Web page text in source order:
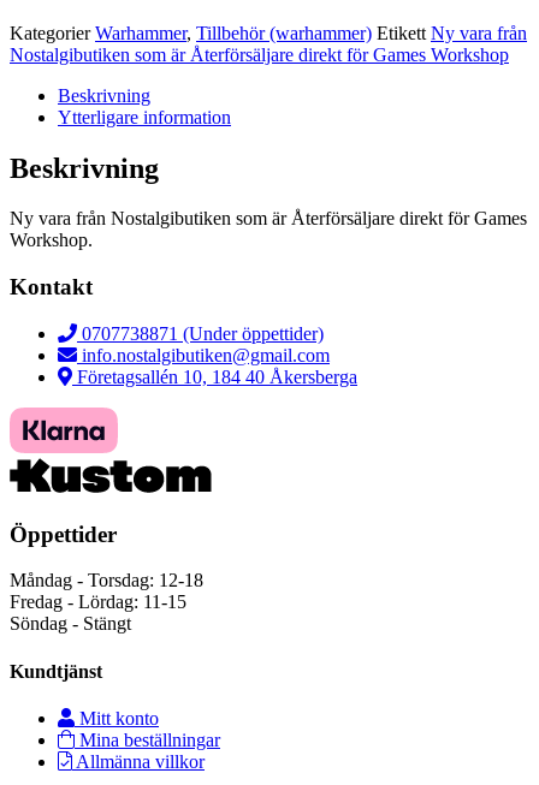
Kategorier Warhammer, Tillbehör (warhammer) Etikett Ny vara från
Nostalgibutiken som är Återförsäljare direkt för Games Workshop
Beskrivning
Ytterligare information
Beskrivning
Ny vara från Nostalgibutiken som är Återförsäljare direkt för Games
Workshop.
Kontakt
0707738871 (Under öppettider)
info.nostalgibutiken@gmail.com
Företagsallén 10, 184 40 Åkersberga
Öppettider
Måndag - Torsdag: 12-18
Fredag - Lördag: 11-15
Söndag - Stängt
Kundtjänst
Mitt konto
Mina beställningar
Allmänna villkor